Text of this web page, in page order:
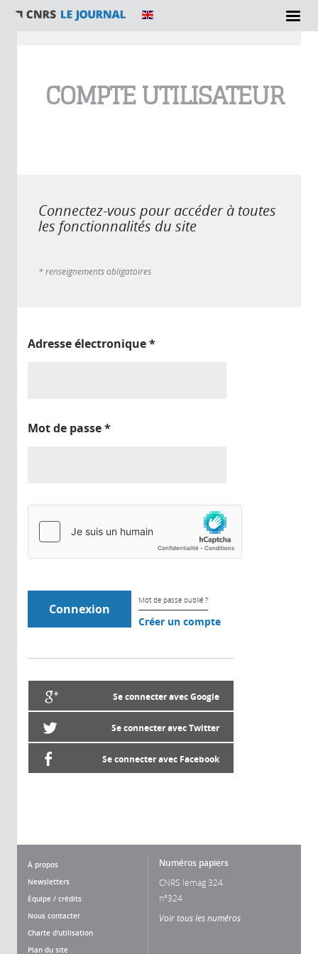
COMPTE UTILISATEUR
Connectez-vous pour accéder à toutes
les fonctionnalités du site
* renseignements obligatoires
Adresse électronique*
Mot de passe*
Mot de passe oublié ?
Créer un compte
Se connecter avec Google
Se connecter avec Twitter
Se connecter avec Facebook
À propos
Newsletters
Équipe / crédits
Nous contacter
Charte d'utilisation
Plan du site
Numéros papiers
CNRS lemag 324
n°324
Voir tous les numéros